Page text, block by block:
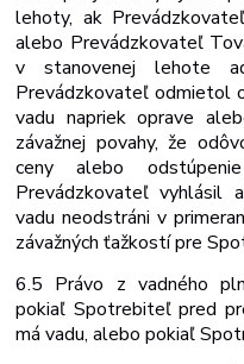
lehoty, ak
alebo Prevádzkovateľ
vstanovenej lehote a
Prevádzkovateľ odmietol
vadu napriek oprave
závažnej povahy, že
ceny alebo
Prevádzkovateľ vyhlásil
vadu neodstráni v
závažných ťažkostí pre
6.5 Právo z vadného
pokiaľ Spotrebiteľ pred
má vadu, alebo pokiaľ